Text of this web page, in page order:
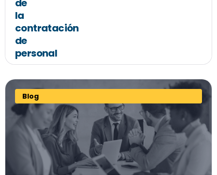
de
la
contratación
de
personal
Blog